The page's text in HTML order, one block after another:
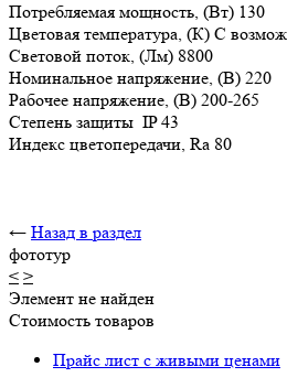
Потребляемая мощность, (Вт) 130
Цветовая температура, (К) С
Световой поток, (Лм) 8800
Номинальное напряжение, (В) 220
Рабочее напряжение, (В) 200-265
Степень защиты IP 43
Индекс цветопередачи, Ra 80
← Назад в раздел
фототур
< >
Элемент не найден
Стоимость товаров
Прайс лист с живыми ценами